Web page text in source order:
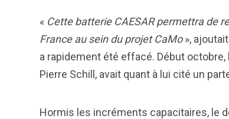
« Cette batterie CAESAR permettra de
France au sein du projet CaMo»,
a rapidement été effacé. Début octobre,
Pierre Schill, avait quant à lui cité un
Hormis les incréments capacitaires, le